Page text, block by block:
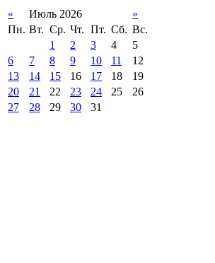
« Июль 2026
»
Пн. Вт. Ср. Чт. Пт. Сб. Вс.
1
2 3 4
5
6
7 8 9 10 11
12
13
14 15 16 17 18
19
20
21 22 23 24 25
26
27
28 29 30 31